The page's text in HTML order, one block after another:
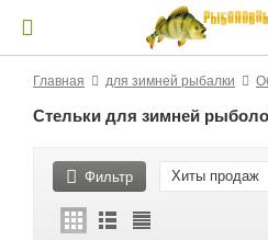
Главная для зимней рыбалки
Стельки для зимней
Фильтр Хиты продаж